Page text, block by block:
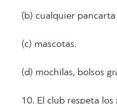
(b) cualquier
(c) mascotas.
(d) mochilas, bolsos
10. El club respeta